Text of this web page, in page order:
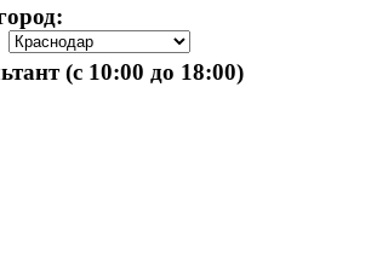
(с 10:00 до 18:00)